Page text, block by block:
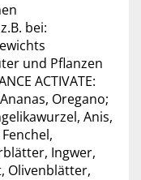
bei:
und Pflanzen
ACTIVATE:
Oregano;
Anis,
Ingwer,
Olivenblätter,